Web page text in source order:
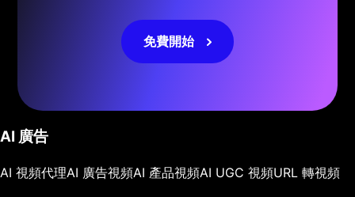
免費開始
AI 廣告
AI 視頻代理AI 廣告視頻AI 產品視頻AI UGC 視頻URL 轉視頻